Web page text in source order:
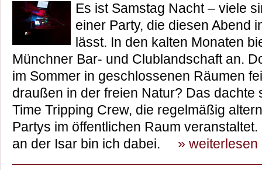
Es ist Samstag Nacht – viele
einer Party, die diesen Abend
lässt. In den kalten Monaten
Münchner Bar- und Clublandschaft an.
im Sommer in geschlossenen Räumen
draußen in der freien Natur? Das dachte
Time Tripping Crew, die regelmäßig
Partys im öffentlichen Raum
an der Isar bin ich dabei. » weiterlesen